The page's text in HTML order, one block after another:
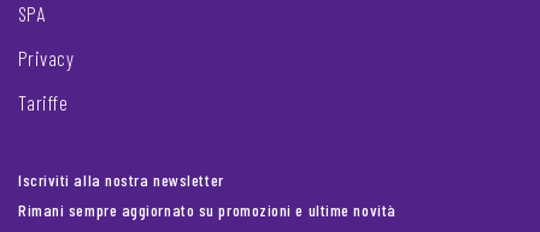
SPA
Privacy
Tariffe
Iscriviti alla nostra newsletter
Rimani sempre aggiornato su promozioni e ultime novità